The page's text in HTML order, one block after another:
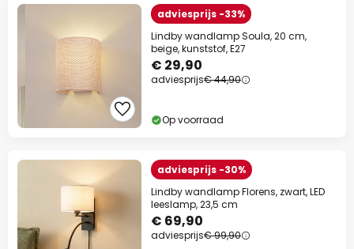
adviesprijs -33%
Lindby wandlamp Soula, 20 cm,
beige, kunststof, E27
€ 29,90
adviesprijs€ 44,90
Op voorraad
adviesprijs -30%
Lindby wandlamp Florens, zwart, LED
leeslamp, 23,5 cm
€ 69,90
adviesprijs€ 99,90
Extra korting
11% kortingvanaf €109
14% kortingvanaf €179
op bijna alles*
Nu besparen
*Uitgesloten merken